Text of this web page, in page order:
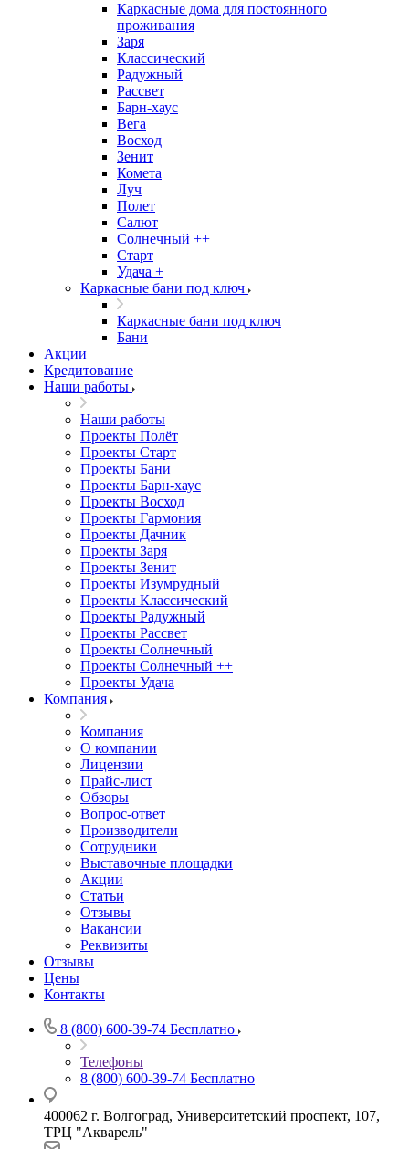
Каркасные дома для постоянного
проживания
Заря
Классический
Радужный
Рассвет
Барн-хаус
Вега
Восход
Зенит
Комета
Луч
Полет
Салют
Солнечный ++
Старт
Удача +
Каркасные бани под ключ
Каркасные бани под ключ
Бани
Акции
Кредитование
Наши работы
Наши работы
Проекты Полёт
Проекты Старт
Проекты Бани
Проекты Барн-хаус
Проекты Восход
Проекты Гармония
Проекты Дачник
Проекты Заря
Проекты Зенит
Проекты Изумрудный
Проекты Классический
Проекты Радужный
Проекты Рассвет
Проекты Солнечный
Проекты Солнечный ++
Проекты Удача
Компания
Компания
О компании
Лицензии
Прайс-лист
Обзоры
Вопрос-ответ
Производители
Сотрудники
Выставочные площадки
Акции
Статьи
Отзывы
Вакансии
Реквизиты
Отзывы
Цены
Контакты
8 (800) 600-39-74 Бесплатно
Телефоны
8 (800) 600-39-74 Бесплатно
400062 г. Волгоград, Университетский проспект, 107,
ТРЦ "Акварель"